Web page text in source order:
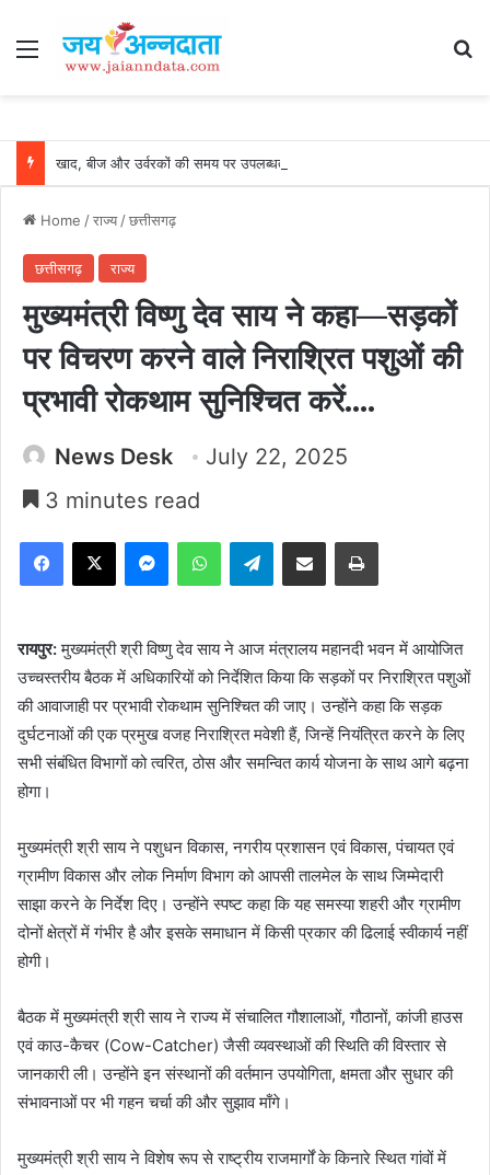
Menu
Home /राज्य/छत्तीसगढ़
छत्तीसगढ़ राज्य
मुख्यमंत्री विष्णु देव साय ने कहा—सड़कों
पर विचरण करने वाले निराश्रित पशुओं की
प्रभावी रोकथाम सुनिश्चित करें….
News Desk
July 22, 2025
3 minutes read
Facebook
X MessengerWhatsAppTelegramShare via Email Print
रायपुर:मुख्यमंत्री श्री विष्णु देव साय ने आज मंत्रालय महानदी भवन में आयोजित
उच्चस्तरीय बैठक में अधिकारियों को निर्देशित किया कि सड़कों पर निराश्रित पशुओं
की आवाजाही पर प्रभावी रोकथाम सुनिश्चित की जाए। उन्होंने कहा कि सड़क
दुर्घटनाओं की एक प्रमुख वजह निराश्रित मवेशी हैं, जिन्हें नियंत्रित करने के लिए
सभी संबंधित विभागों को त्वरित, ठोस और समन्वित कार्य योजना के साथ आगे बढ़ना
होगा।
मुख्यमंत्री श्री साय ने पशुधन विकास, नगरीय प्रशासन एवं विकास, पंचायत एवं
ग्रामीण विकास और लोक निर्माण विभाग को आपसी तालमेल के साथ जिम्मेदारी
साझा करने के निर्देश दिए। उन्होंने स्पष्ट कहा कि यह समस्या शहरी और ग्रामीण
दोनों क्षेत्रों में गंभीर है और इसके समाधान में किसी प्रकार की ढिलाई स्वीकार्य नहीं
होगी।
बैठक में मुख्यमंत्री श्री साय ने राज्य में संचालित गौशालाओं, गौठानों, कांजी हाउस
एवं काउ-कैचर (Cow-Catcher) जैसी व्यवस्थाओं की स्थिति की विस्तार से
जानकारी ली। उन्होंने इन संस्थानों की वर्तमान उपयोगिता, क्षमता और सुधार की
संभावनाओं पर भी गहन चर्चा की और सुझाव माँगे।
मुख्यमंत्री श्री साय ने विशेष रूप से राष्ट्रीय राजमार्गों के किनारे स्थित गांवों में